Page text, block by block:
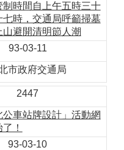
制時間自上午五時三十
七時，交通局呼籲掃墓
山避開清明節人潮
93-03-11
市政府交通局
2447
車站牌設計」活動網
！
93-03-10